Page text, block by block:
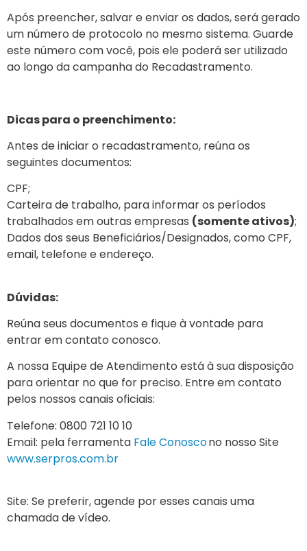
Após preencher, salvar e enviar os dados, será gerado
um número de protocolo no mesmo sistema. Guarde
este número com você, pois ele poderá ser utilizado
ao longo da campanha do Recadastramento.
Dicas para o preenchimento:
Antes de iniciar o recadastramento, reúna os
seguintes documentos:
CPF;
Carteira de trabalho, para informar os períodos
trabalhados em outras empresas (somente ativos);
Dados dos seus Beneficiários/Designados, como CPF,
email, telefone e endereço.
Dúvidas:
Reúna seus documentos e fique à vontade para
entrar em contato conosco.
A nossa Equipe de Atendimento está à sua disposição
para orientar no que for preciso. Entre em contato
pelos nossos canais oficiais:
Telefone: 0800 721 10 10
Email: pela ferramenta Fale Conoscono nosso Site
www.serpros.com.br
Site: Se preferir, agende por esses canais uma
chamada de vídeo.